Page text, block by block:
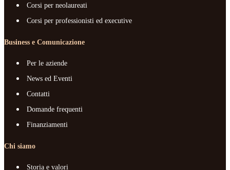
Corsi per neolaureati
Corsi per professionisti ed executive
Business e Comunicazione
Per le aziende
News ed Eventi
Contatti
Domande frequenti
Finanziamenti
Chi siamo
Storia e valori